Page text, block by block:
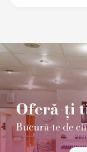
Oferă-ți
Bucură-te de